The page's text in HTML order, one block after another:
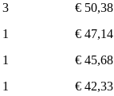
3 € 50,38
1
€ 47,14
1
€ 45,68
1
€ 42,33